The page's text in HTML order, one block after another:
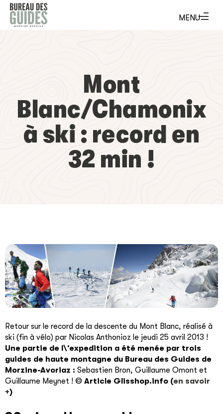
Mont
Blanc/Chamonix
à ski : record en
32 min !
Retour sur le record de la descente du Mont Blanc, réalisé à
ski (fin à vélo) par Nicolas Anthonioz le jeudi 25 avril 2013 !
Une partie de l\’expedition a été menée par trois
guides de haute montagne du Bureau des Guides de
Morzine-Avoriaz : Sebastien Bron, Guillaume Omont et
Guillaume Meynet ! © Article Glisshop.info (en savoir
+)